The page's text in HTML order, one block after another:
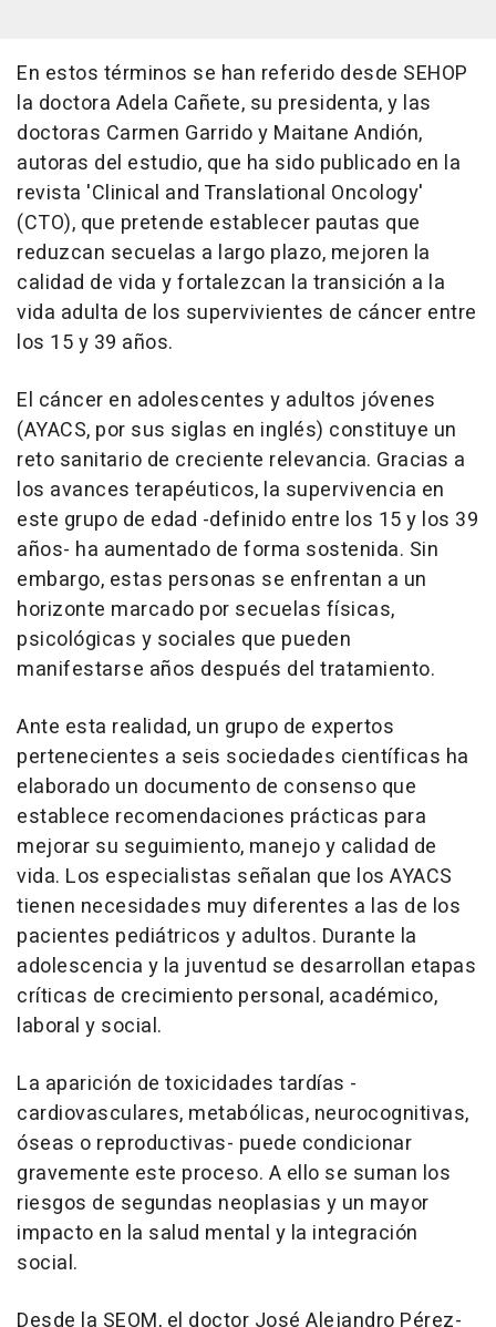
En estos términos se han referido desde SEHOP
la doctora Adela Cañete, su presidenta, y las
doctoras Carmen Garrido y Maitane Andión,
autoras del estudio, que ha sido publicado en la
revista 'Clinical and Translational Oncology'
(CTO), que pretende establecer pautas que
reduzcan secuelas a largo plazo, mejoren la
calidad de vida y fortalezcan la transición a la
vida adulta de los supervivientes de cáncer entre
los 15 y 39 años.
El cáncer en adolescentes y adultos jóvenes
(AYACS, por sus siglas en inglés) constituye un
reto sanitario de creciente relevancia. Gracias a
los avances terapéuticos, la supervivencia en
este grupo de edad -definido entre los 15 y los 39
años- ha aumentado de forma sostenida. Sin
embargo, estas personas se enfrentan a un
horizonte marcado por secuelas físicas,
psicológicas y sociales que pueden
manifestarse años después del tratamiento.
Ante esta realidad, un grupo de expertos
pertenecientes a seis sociedades científicas ha
elaborado un documento de consenso que
establece recomendaciones prácticas para
mejorar su seguimiento, manejo y calidad de
vida. Los especialistas señalan que los AYACS
tienen necesidades muy diferentes a las de los
pacientes pediátricos y adultos. Durante la
adolescencia y la juventud se desarrollan etapas
críticas de crecimiento personal, académico,
laboral y social.
La aparición de toxicidades tardías -
cardiovasculares, metabólicas, neurocognitivas,
óseas o reproductivas- puede condicionar
gravemente este proceso. A ello se suman los
riesgos de segundas neoplasias y un mayor
impacto en la salud mental y la integración
social.